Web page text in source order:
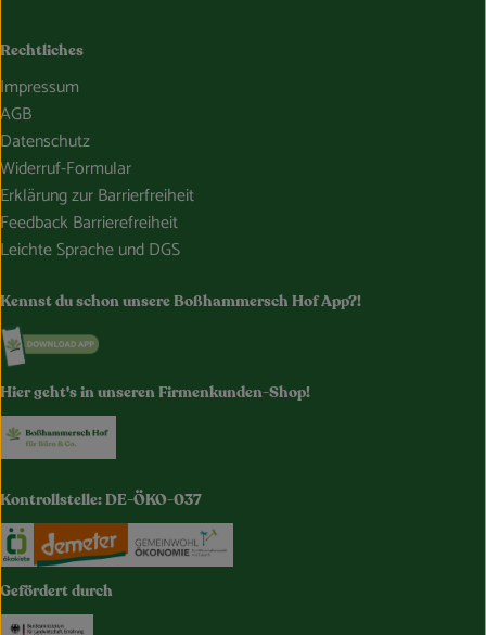
Rechtliches
Impressum
AGB
Datenschutz
Widerruf-Formular
Erklärung zur Barrierfreiheit
Feedback Barrierefreiheit
Leichte Sprache und DGS
Kennst du schon unsere Boßhammersch Hof App?!
Externer Link zu https://www.bosshammersch-
Hier geht's in unseren Firmenkunden-Shop!
Kontrollstelle: DE-ÖKO-037
Externer Link zu https://www.oekokiste.de/
Externer Link zu https://www.demeter.de/
Gefördert durch